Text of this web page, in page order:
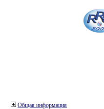
Общая информация